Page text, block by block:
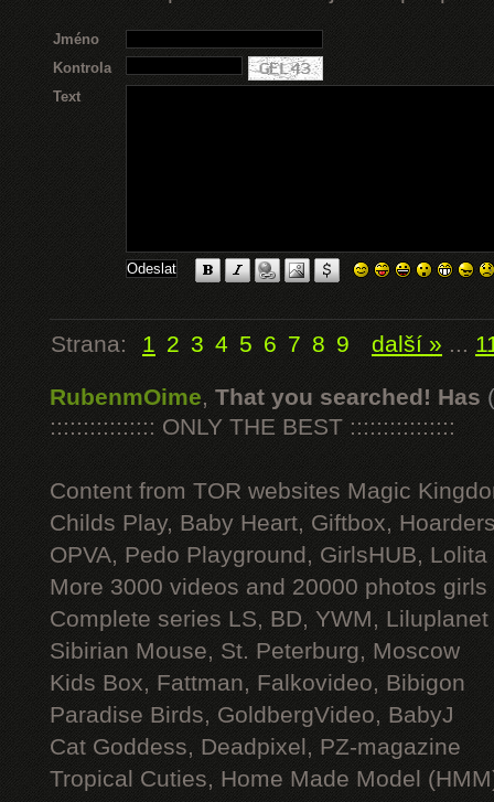
Jméno
Kontrola
Text
Strana: 1 2 3 4 5 6 7 8 9 další » ...
RubenmOime, That you searched! Has
:::::::::::::::: ONLY THE BEST ::::::::::::::::
Content from TOR websites Magic
Childs Play, Baby Heart, Giftbox,
OPVA, Pedo Playground, GirlsHUB, Lolita
More 3000 videos and 20000 photos
Complete series LS, BD, YWM, Liluplanet
Sibirian Mouse, St. Peterburg, Moscow
Kids Box, Fattman, Falkovideo, Bibigon
Paradise Birds, GoldbergVideo, BabyJ
Cat Goddess, Deadpixel, PZ-magazine
Tropical Cuties, Home Made Model